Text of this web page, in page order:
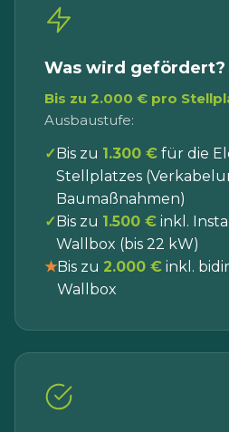
Was wird gefördert?
Bis zu 2.000 € pro
Ausbaustufe:
✓Bis zu 1.300 € für die
Stellplatzes
Baumaßnahmen)
✓Bis zu 1.500 € inkl.
Wallbox (bis 22 kW)
★Bis zu 2.000 € inkl.
Wallbox